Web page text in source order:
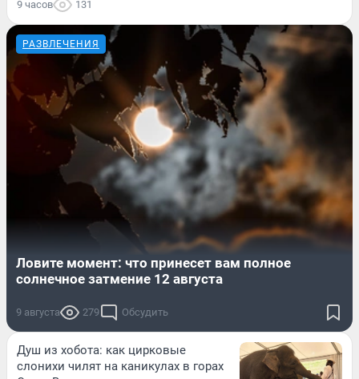
9 часов 131
РАЗВЛЕЧЕНИЯ
Ловите момент: что принесет вам полное
солнечное затмение 12 августа
9 августа 279 Обсудить
Душ из хобота: как цирковые
слонихи чилят на каникулах в горах